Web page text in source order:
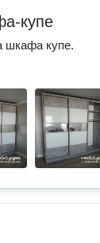
купе
шкафа купе.